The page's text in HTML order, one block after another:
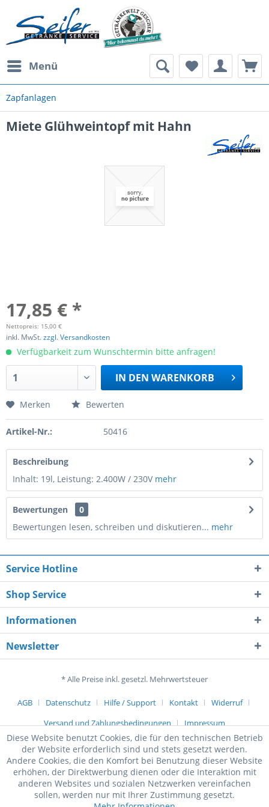
Menü
Zapfanlagen
Miete Glühweintopf mit Hahn
17,85 € *
Nettopreis: 15,00 €
inkl. MwSt.zzgl. Versandkosten
Verfügbarkeit zum Wunschtermin bitte anfragen!
IN DEN WARENKORB
Merken Bewerten
Artikel-Nr.: 50416
Beschreibung
Inhalt: 19l, Leistung: 2.400W / 230V mehr
Bewertungen
0
Bewertungen lesen, schreiben und diskutieren... mehr
Service Hotline
Shop Service
Informationen
Newsletter
* Alle Preise inkl. gesetzl. Mehrwertsteuer
AGB Datenschutz Hilfe / Support Kontakt
Widerruf
Versand und Zahlungsbedingungen
Impressum
Diese Website benutzt Cookies, die für den technischen Betrieb
der Website erforderlich sind und stets gesetzt werden.
Andere Cookies, die den Komfort bei Benutzung dieser Website
erhöhen, der Direktwerbung dienen oder die Interaktion mit
anderen Websites und sozialen Netzwerken vereinfachen
sollen, werden nur mit Ihrer Zustimmung gesetzt.